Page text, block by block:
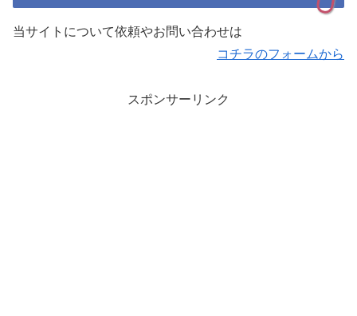
当サイトについて依頼やお問い合わせは
コチラのフォームから
スポンサーリンク